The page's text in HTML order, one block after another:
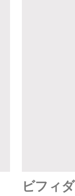
ビフィ